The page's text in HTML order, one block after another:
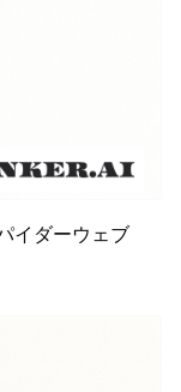
イダーウェブ